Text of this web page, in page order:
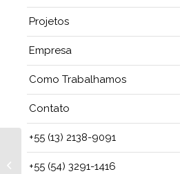
Projetos
Empresa
Como Trabalhamos
Contato
+55 (13) 2138-9091
+55 (54) 3291-1416
Art.115/BR 1 Terminal
para passamão art.